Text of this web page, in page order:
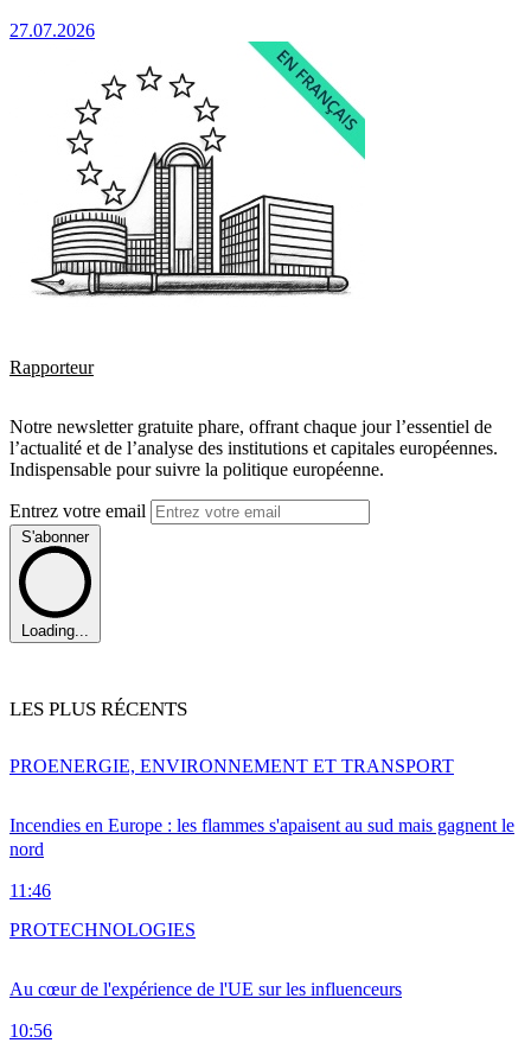
27.07.2026
Rapporteur
Notre newsletter gratuite phare, offrant chaque jour l’essentiel de
l’actualité et de l’analyse des institutions et capitales européennes.
Indispensable pour suivre la politique européenne.
Entrez votre email
S'abonner
Loading...
LES PLUS RÉCENTS
Incendies en Europe : les flammes s'apaisent au sud mais gagnent le
nord
11:46
PROENERGIE, ENVIRONNEMENT ET TRANSPORT
Au cœur de l'expérience de l'UE sur les influenceurs
10:56
PROTECHNOLOGIES